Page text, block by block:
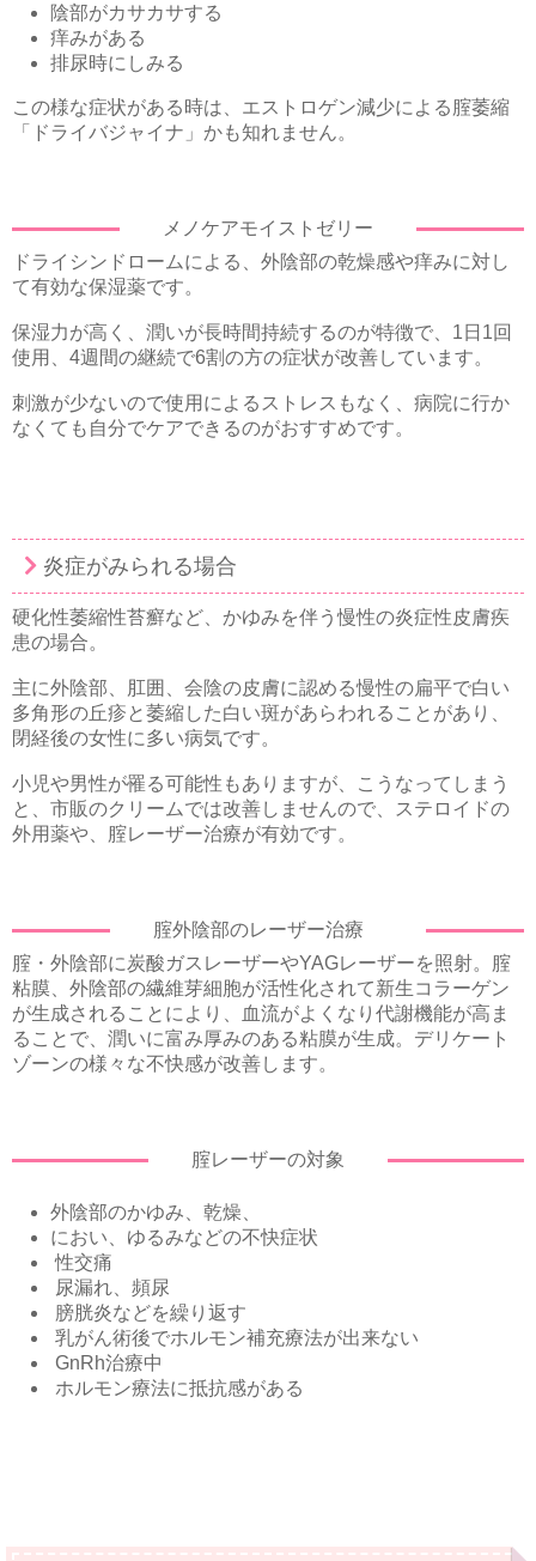
陰部がカサカサする
痒みがある
排尿時にしみる
この様な症状がある時は、エストロゲン減少による腟萎縮
「ドライバジャイナ」かも知れません。
メノケアモイストゼリー
ドライシンドロームによる、外陰部の乾燥感や痒みに対し
て有効な保湿薬です。
保湿力が高く、潤いが長時間持続するのが特徴で、1日1回
使用、4週間の継続で6割の方の症状が改善しています。
刺激が少ないので使用によるストレスもなく、病院に行か
なくても自分でケアできるのがおすすめです。
炎症がみられる場合
硬化性萎縮性苔癬など、かゆみを伴う慢性の炎症性皮膚疾
患の場合。
主に外陰部、肛囲、会陰の皮膚に認める慢性の扁平で白い
多角形の丘疹と萎縮した白い斑があらわれることがあり、
閉経後の女性に多い病気です。
小児や男性が罹る可能性もありますが、こうなってしまう
と、市販のクリームでは改善しませんので、ステロイドの
外用薬や、腟レーザー治療が有効です。
腟外陰部のレーザー治療
腟・外陰部に炭酸ガスレーザーやYAGレーザーを照射。腟
粘膜、外陰部の繊維芽細胞が活性化されて新生コラーゲン
が生成されることにより、血流がよくなり代謝機能が高ま
ることで、潤いに富み厚みのある粘膜が生成。デリケート
ゾーンの様々な不快感が改善します。
腟レーザーの対象
外陰部のかゆみ、乾燥、
におい、ゆるみなどの不快症状
性交痛
尿漏れ、頻尿
膀胱炎などを繰り返す
乳がん術後でホルモン補充療法が出来ない
GnRh治療中
ホルモン療法に抵抗感がある